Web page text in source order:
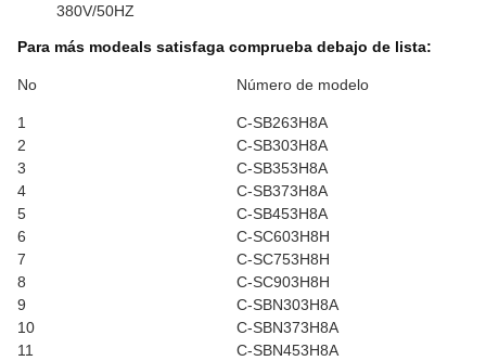
380V/50HZ
Para más modeals satisfaga comprueba debajo de lista:
No Número de modelo
1
C-SB263H8A
2
C-SB303H8A
3
C-SB353H8A
4
C-SB373H8A
5
C-SB453H8A
6
C-SC603H8H
7
C-SC753H8H
8
C-SC903H8H
9
C-SBN303H8A
10
C-SBN373H8A
11
C-SBN453H8A